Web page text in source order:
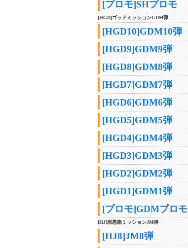
[プロモ]SHプロモ
[HGD]ゴッドミッションGDM弾
[HGD10]GDM10弾
[HGD9]GDM9弾
[HGD8]GDM8弾
[HGD7]GDM7弾
[HGD6]GDM6弾
[HGD5]GDM5弾
[HGD4]GDM4弾
[HGD3]GDM3弾
[HGD2]GDM2弾
[HGD1]GDM1弾
[プロモ]GDMプロモ
[HJ]邪悪龍ミッションJM弾
[HJ8]JM8弾